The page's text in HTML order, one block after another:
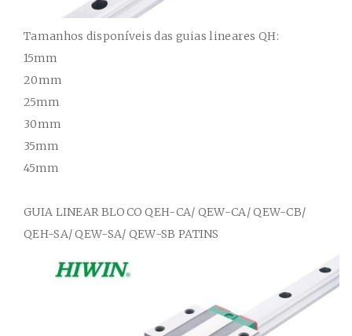
Tamanhos disponíveis das guias lineares QH:
15mm
20mm
25mm
30mm
35mm
45mm
GUIA LINEAR BLOCO QEH-CA/ QEW-CA/ QEW-CB/
QEH-SA/ QEW-SA/ QEW-SB PATINS